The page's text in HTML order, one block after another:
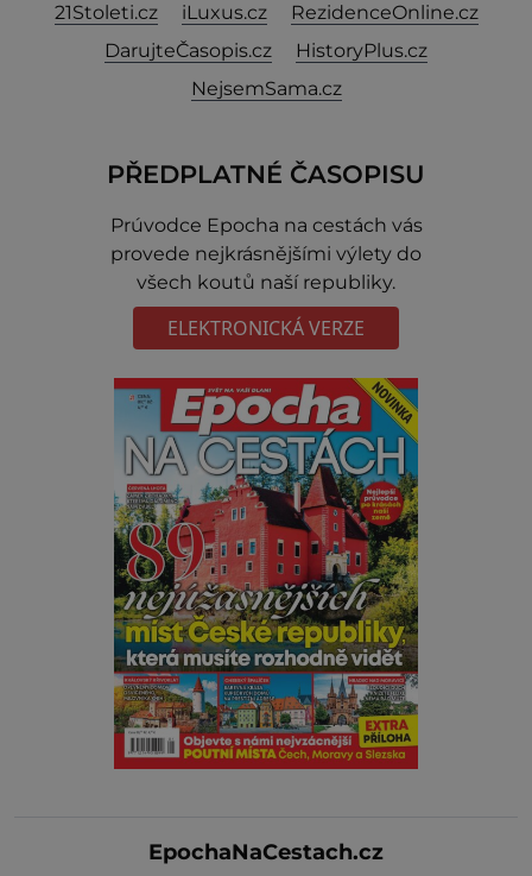
21Stoleti.cz
iLuxus.cz
RezidenceOnline.cz
DarujteČasopis.cz
HistoryPlus.cz
NejsemSama.cz
PŘEDPLATNÉ ČASOPISU
Prúvodce Epocha na cestách vás
provede nejkrásnějšími výlety do
všech koutů naší republiky.
ELEKTRONICKÁ VERZE
EpochaNaCestach.cz